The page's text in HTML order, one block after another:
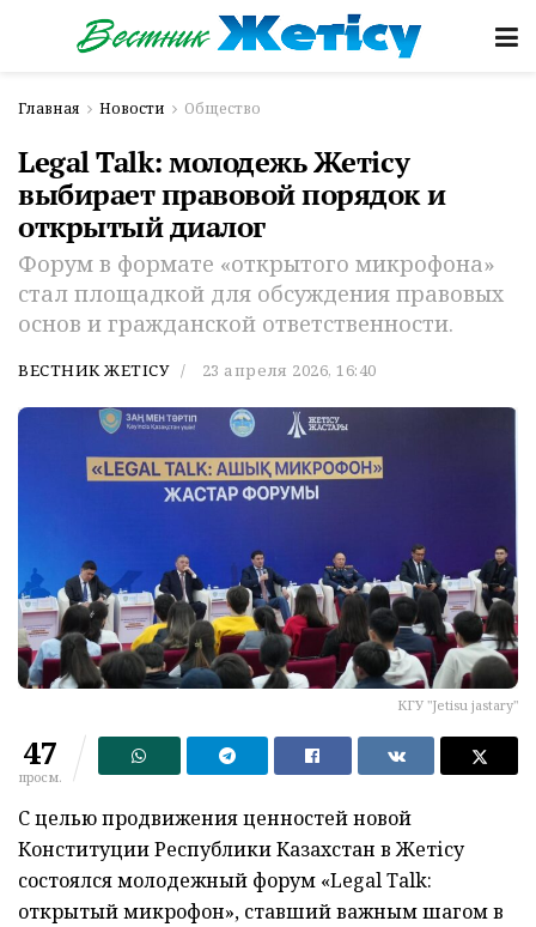
Главная Новости Общество
Legal Talk: молодежь Жетісу
выбирает правовой порядок и
открытый диалог
Форум в формате «открытого микрофона»
стал площадкой для обсуждения правовых
основ и гражданской ответственности.
ВЕСТНИК ЖЕТІСУ 23 апреля 2026, 16:40
КГУ "Jetisu jastary"
47
просм.
С целью продвижения ценностей новой
Конституции Республики Казахстан в Жетісу
состоялся молодежный форум «Legal Talk:
открытый микрофон», ставший важным шагом в